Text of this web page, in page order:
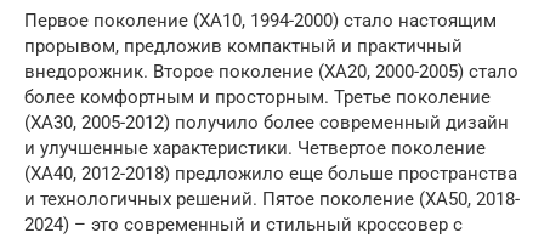
Первое поколение (XA10, 1994-2000) стало настоящим
прорывом, предложив компактный и практичный
внедорожник. Второе поколение (XA20, 2000-2005) стало
более комфортным и просторным. Третье поколение
(XA30, 2005-2012) получило более современный дизайн
и улучшенные характеристики. Четвертое поколение
(XA40, 2012-2018) предложило еще больше пространства
и технологичных решений. Пятое поколение (XA50, 2018-
2024) – это современный и стильный кроссовер с